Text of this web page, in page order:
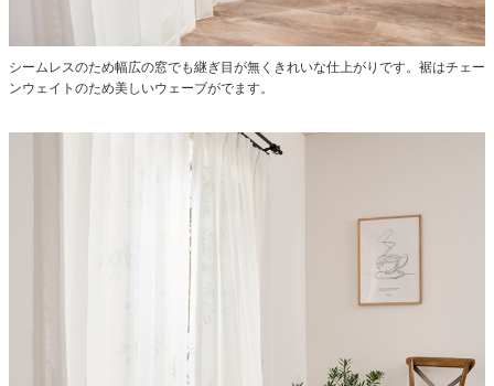
シームレスのため幅広の窓でも継ぎ目が無くきれいな仕上がりです。 裾はチェー
ンウェイトのため美しいウェーブがでます。